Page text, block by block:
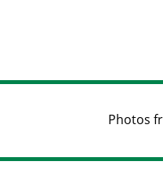
Photos